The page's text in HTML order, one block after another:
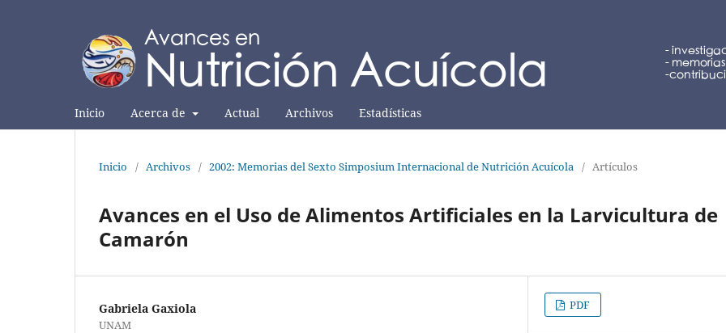
Inicio Acerca de Actual Archivos Estadísticas
Inicio / Archivos / 2002: Memorias del Sexto Simposium Internacional de Nutrición Acuícola / Artículos
Avances en el Uso de Alimentos Artificiales en la Larvicultura de
Camarón
Gabriela Gaxiola
UNAM
PDF